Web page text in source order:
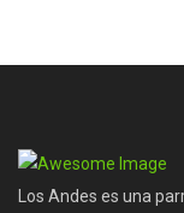
Los Andes es una